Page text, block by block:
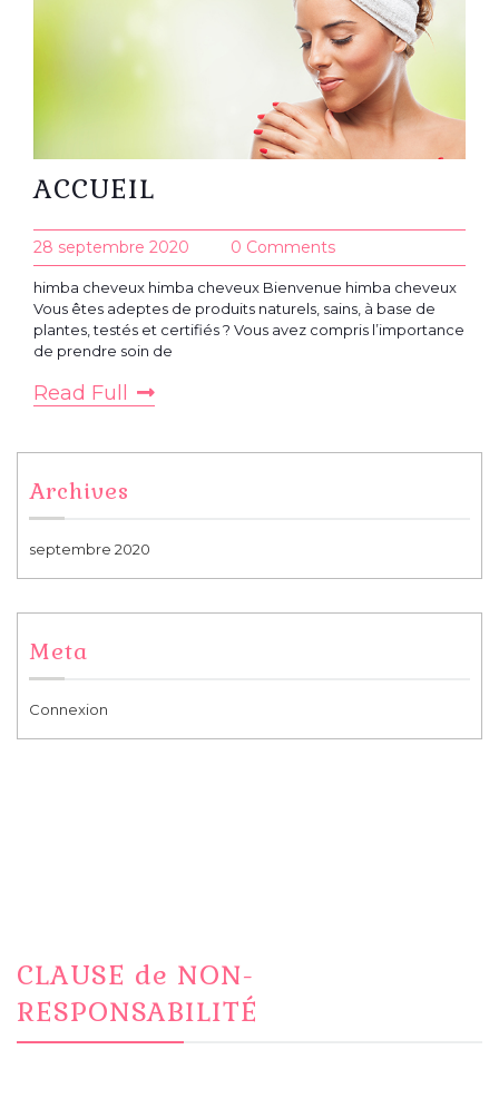
ACCUEIL
28 septembre 2020 0 Comments
himba cheveux himba cheveux Bienvenue himba cheveux
Vous êtes adeptes de produits naturels, sains, à base de
plantes, testés et certifiés ? Vous avez compris l’importance
de prendre soin de
Read Full
Archives
septembre 2020
Meta
Connexion
CLAUSE de NON-
RESPONSABILITÉ